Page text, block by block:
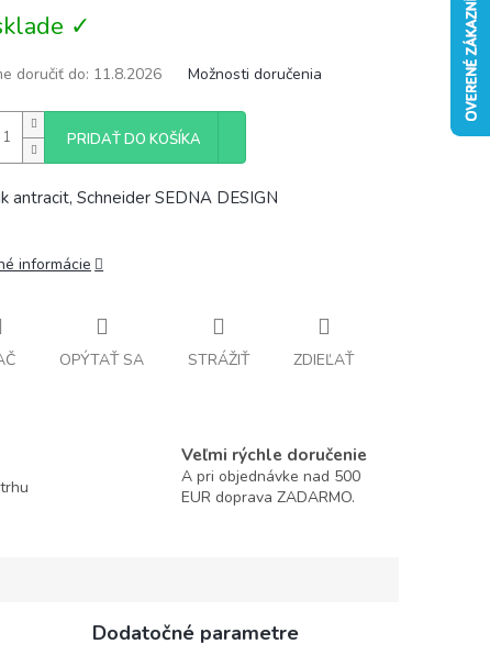
✓
doručiť do: 11.8.2026 Možnosti doručenia
PRIDAŤ DO KOŠÍKA
antracit, Schneider SEDNA DESIGN
informácie
OPÝTAŤ SA STRÁŽIŤ ZDIEĽAŤ
Veľmi rýchle doručenie
A pri objednávke nad 500
EUR doprava ZADARMO.
Dodatočné parametre